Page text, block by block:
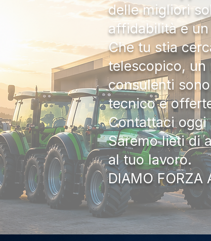
delle migliori
affidabilità e
Che tu stia
telescopico,
consulenti
tecnico e
Contattaci oggi
Saremo lieti di
al tuo lavoro.
DIAMO FORZA